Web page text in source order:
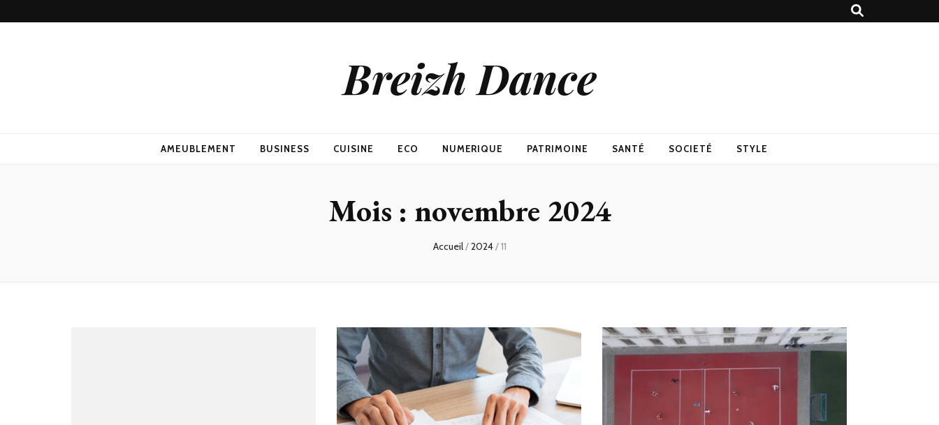
Breizh Dance
AMEUBLEMENT BUSINESS CUISINE ECO NUMERIQUE PATRIMOINE SANTÉ SOCIETÉ STYLE
Mois : novembre 2024
Accueil/2024/11